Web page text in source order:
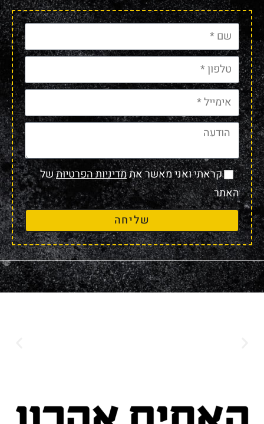
קראתי ואני מאשר אתמדיניות הפרטיותשל
האתר
שליחה